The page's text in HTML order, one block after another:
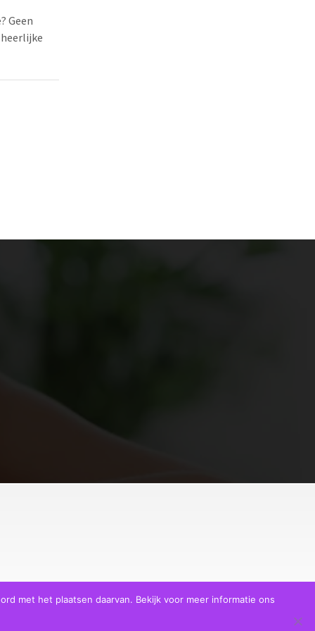
Geen
met het plaatsen daarvan. Bekijk voor meer informatie ons